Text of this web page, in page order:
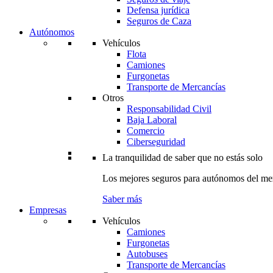
Defensa jurídica
Seguros de Caza
Autónomos
Vehículos
Flota
Camiones
Furgonetas
Transporte de Mercancías
Otros
Responsabilidad Civil
Baja Laboral
Comercio
Ciberseguridad
La tranquilidad de saber que no estás solo
Los mejores seguros para autónomos del
Saber más
Empresas
Vehículos
Camiones
Furgonetas
Autobuses
Transporte de Mercancías